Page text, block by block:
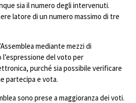
sia il numero degli intervenuti.
latore di un numero massimo di tre
mediante mezzi di
del voto per
purché sia possibile verificare
partecipa e vota.
sono prese a maggioranza dei voti.